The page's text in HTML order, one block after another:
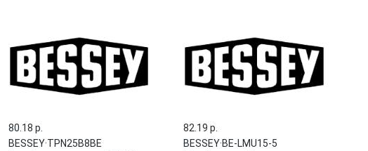
80.18 p.
BESSEY·TPN25B8BE
82.19 p.
BESSEY·BE-LMU15-5